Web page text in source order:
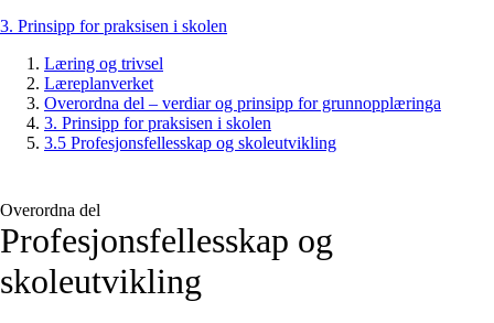
3. Prinsipp for praksisen i skolen
Læring og trivsel
Læreplanverket
Overordna del – verdiar og prinsipp for grunnopplæringa
3. Prinsipp for praksisen i skolen
3.5 Profesjonsfellesskap og skoleutvikling
Overordna del
Profesjonsfellesskap og
skoleutvikling